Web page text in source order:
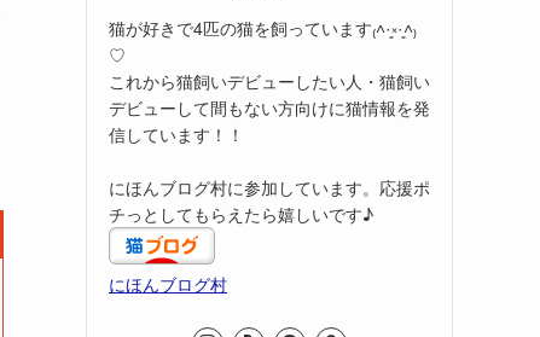
猫が好きで4匹の猫を飼っています₍˄·͈༝·͈˄₎
♡
これから猫飼いデビューしたい人・猫飼い
デビューして間もない方向けに猫情報を発
信しています！！
にほんブログ村に参加しています。応援ポ
チっとしてもらえたら嬉しいです♪
にほんブログ村